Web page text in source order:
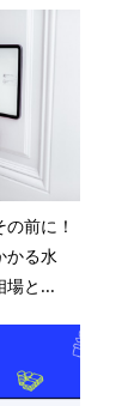
前に！
かる水
場と...